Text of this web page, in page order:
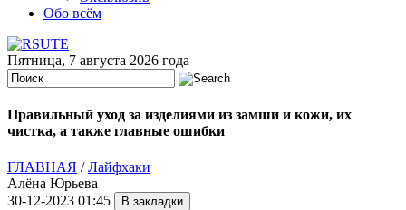
Обо всём
Пятница, 7 августа 2026 года
Правильный уход за изделиями из замши и кожи, их
чистка, а также главные ошибки
ГЛАВНАЯ /Лайфхаки
Алёна Юрьева
30-12-2023 01:45